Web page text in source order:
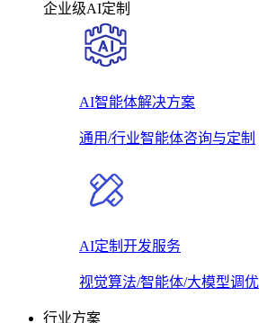
企业级AI定制
AI智能体解决方案
通用/行业智能体咨询与定制
AI定制开发服务
视觉算法/智能体/大模型调优
行业方案